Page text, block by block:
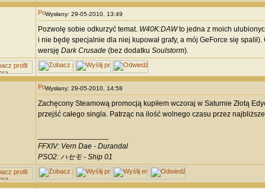
Wysłany: 29-05-2010, 13:49
Pozwolę sobie odkurzyć temat. W40K:DAWto jedna z moich
i nie będę specjalnie dla niej kupował grafy, a mój GeForce się
wersję Dark Crusade(bez dodatku Soulstorm).
Wysłany: 29-05-2010, 14:58
Zachęcony Steamową promocją kupiłem wczoraj w Saturnie Złotą
przejść całego singla. Patrząc na ilość wolnego czasu przez
FFXIV: Vern Dae - Durandal
PSO2: ハセモ - Ship 01